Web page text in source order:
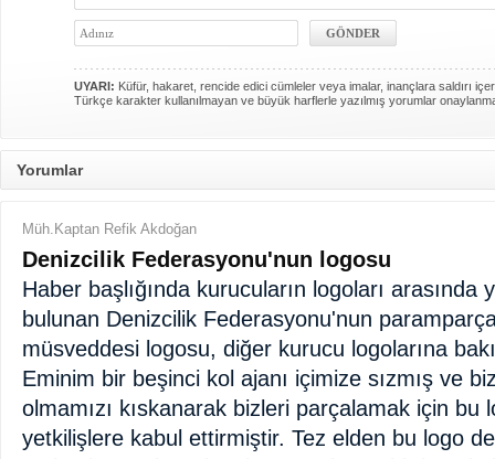
UYARI: Küfür, hakaret, rencide edici cümleler veya imalar, inançlara saldırı
Türkçe karakter kullanılmayan ve büyük harflerle yazılmış yorumlar
Yorumlar
Müh.Kaptan Refik Akdoğan
Denizcilik Federasyonu'nun logosu
Haber başlığında kurucuların logoları arasında
bulunan Denizcilik Federasyonu'nun
müsveddesi logosu, diğer kurucu logolarına
Eminim bir beşinci kol ajanı içimize sızmış ve
olmamızı kıskanarak bizleri parçalamak için bu
yetkilişlere kabul ettirmiştir. Tez elden bu logo